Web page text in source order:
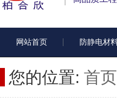
网站首页 防静电材
您的位置: 首页